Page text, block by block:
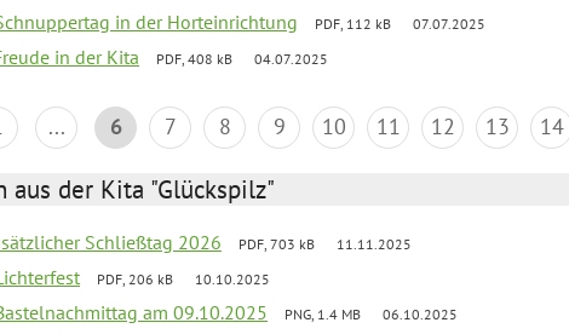
in der Horteinrichtung PDF, 112 kB 07.07.2025
in der Kita PDF, 408 kB 04.07.2025
... 6 7 8 9 10 11 12 13 14
aus der Kita "Glückspilz"
Schließtag 2026 PDF, 703 kB 11.11.2025
PDF, 206 kB 10.10.2025
am 09.10.2025 PNG, 1.4 MB 06.10.2025